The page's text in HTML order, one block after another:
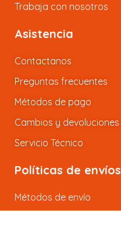
Trabaja con nosotros
Asistencia
Contactanos
Preguntas frecuentes
Métodos de pago
Cambios y devoluciones
Servicio Técnico
Políticas de envíos
Métodos de envío